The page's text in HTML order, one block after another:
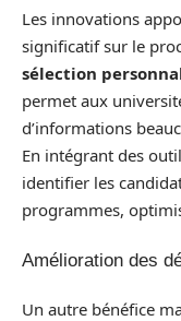
Les innovations
significatif sur le
sélection
permet aux
d’informations
En intégrant des
identifier les
programmes,
Amélioration des
Un autre bénéfice